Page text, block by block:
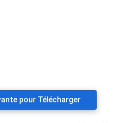
pour Télécharger